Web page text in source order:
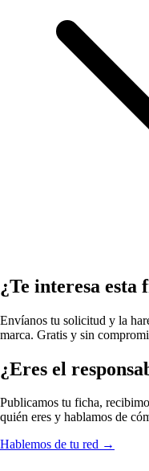
¿Te interesa esta
Envíanos tu solicitud y la
marca. Gratis y sin
¿Eres el
Publicamos tu ficha,
quién eres y hablamos de
Hablemos de tu red →